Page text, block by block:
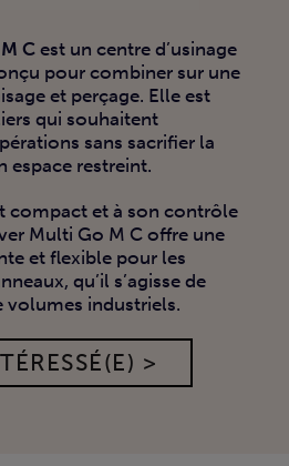
Cest un centre d’usinage
pour combiner sur une
et perçage. Elle est
qui souhaitent
sans sacrifier la
espace restreint.
compact et à son contrôle
Multi Go M C offre une
et flexible pour les
qu’il s’agisse de
volumes industriels.
>